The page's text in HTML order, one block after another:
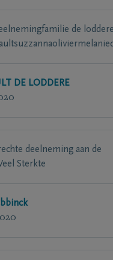
de
DE LODDERE
deelneming aan de
Sterkte